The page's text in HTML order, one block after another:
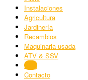
Instalaciones
Agricultura
Jardinería
Recambios
Maquinaria usada
ATV & SSV
Blog
Contacto